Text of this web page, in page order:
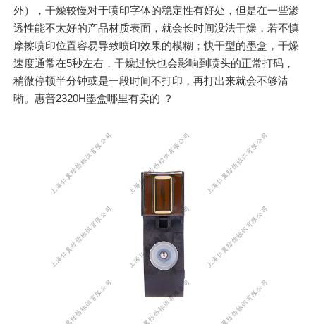
外），干燥较慢对于喷印字体的稳定性有好处，但是在一些渗
透性能不太好的产品材质表面，就会长时间没法干燥，若不慎
摩擦喷印位置容易导致喷印效果的模糊；快干型的墨盒，干燥
速度通常在5秒左右，干燥过快也会影响到喷头的正常打码，
稍微停顿半分钟或是一段时间不打印，再打出来就会不够清
晰。惠普2320H墨盒哪里有卖的 ？